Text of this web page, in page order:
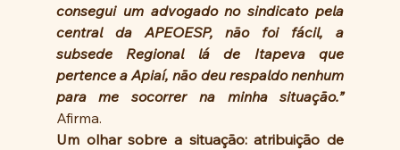
consegui um advogado no sindicato pela
central da APEOESP, não foi fácil, a
subsede Regional lá de Itapeva que
pertence a Apiaí, não deu respaldo nenhum
para me socorrer na minha situação.”
Afirma.
Um olhar sobre a situação: atribuição de